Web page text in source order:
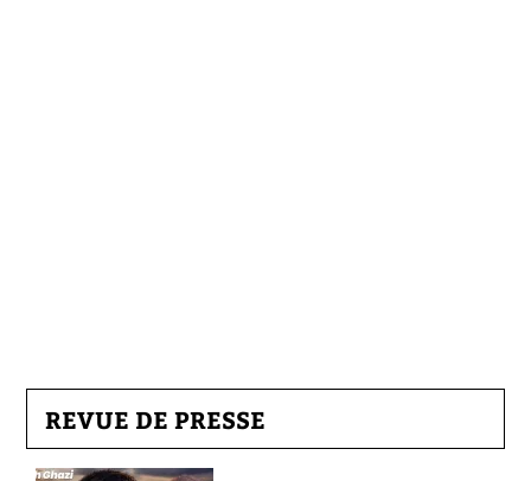
REVUE DE PRESSE